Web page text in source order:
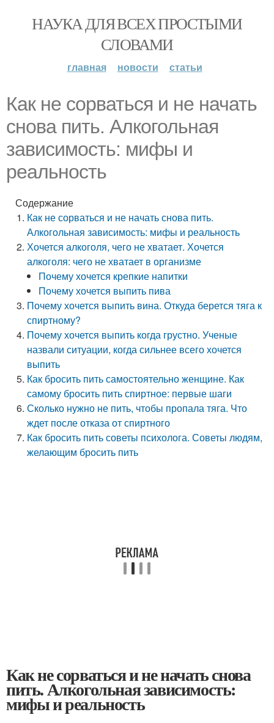
НАУКА ДЛЯ ВСЕХ ПРОСТЫМИ
СЛОВАМИ
главная новости статьи
Как не сорваться и не начать
снова пить. Алкогольная
зависимость: мифы и
реальность
Содержание
Как не сорваться и не начать снова пить.
Алкогольная зависимость: мифы и реальность
Хочется алкоголя, чего не хватает. Хочется
алкоголя: чего не хватает в организме
Почему хочется крепкие напитки
Почему хочется выпить пива
Почему хочется выпить вина. Откуда берется тяга к
спиртному?
Почему хочется выпить когда грустно. Ученые
назвали ситуации, когда сильнее всего хочется
выпить
Как бросить пить самостоятельно женщине. Как
самому бросить пить спиртное: первые шаги
Сколько нужно не пить, чтобы пропала тяга. Что
ждет после отказа от спиртного
Как бросить пить советы психолога. Советы людям,
желающим бросить пить
Как не сорваться и не начать снова
пить. Алкогольная зависимость:
мифы и реальность